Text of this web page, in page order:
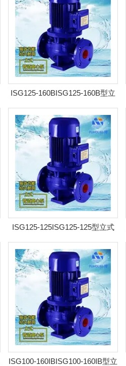
ISG125-160BISG125-160B型立
式离心泵 耐腐管道泵
ISG125-125ISG125-125型立式
离心泵 耐腐管道泵
ISG100-160IBISG100-160IB型立